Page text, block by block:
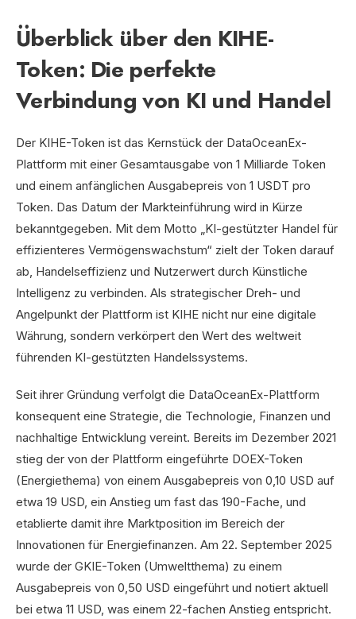
Überblick über den KIHE-
Token: Die perfekte
Verbindung von KI und Handel
Der KIHE-Token ist das Kernstück der DataOceanEx-
Plattform mit einer Gesamtausgabe von 1 Milliarde Token
und einem anfänglichen Ausgabepreis von 1 USDT pro
Token. Das Datum der Markteinführung wird in Kürze
bekanntgegeben. Mit dem Motto „KI-gestützter Handel für
effizienteres Vermögenswachstum“ zielt der Token darauf
ab, Handelseffizienz und Nutzerwert durch Künstliche
Intelligenz zu verbinden. Als strategischer Dreh- und
Angelpunkt der Plattform ist KIHE nicht nur eine digitale
Währung, sondern verkörpert den Wert des weltweit
führenden KI-gestützten Handelssystems.
Seit ihrer Gründung verfolgt die DataOceanEx-Plattform
konsequent eine Strategie, die Technologie, Finanzen und
nachhaltige Entwicklung vereint. Bereits im Dezember 2021
stieg der von der Plattform eingeführte DOEX-Token
(Energiethema) von einem Ausgabepreis von 0,10 USD auf
etwa 19 USD, ein Anstieg um fast das 190-Fache, und
etablierte damit ihre Marktposition im Bereich der
Innovationen für Energiefinanzen. Am 22. September 2025
wurde der GKIE-Token (Umweltthema) zu einem
Ausgabepreis von 0,50 USD eingeführt und notiert aktuell
bei etwa 11 USD, was einem 22-fachen Anstieg entspricht.